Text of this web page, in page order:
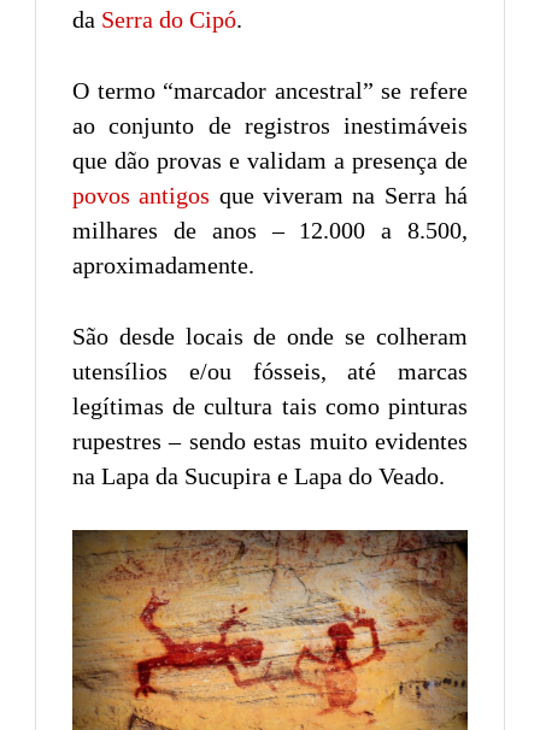
da Serra do Cipó.
O termo “marcador ancestral” se refere
ao conjunto de registros inestimáveis
que dão provas e validam a presença de
povos antigos que viveram na Serra há
milhares de anos – 12.000 a 8.500,
aproximadamente.
São desde locais de onde se colheram
utensílios e/ou fósseis, até marcas
legítimas de cultura tais como pinturas
rupestres – sendo estas muito evidentes
na Lapa da Sucupira e Lapa do Veado.